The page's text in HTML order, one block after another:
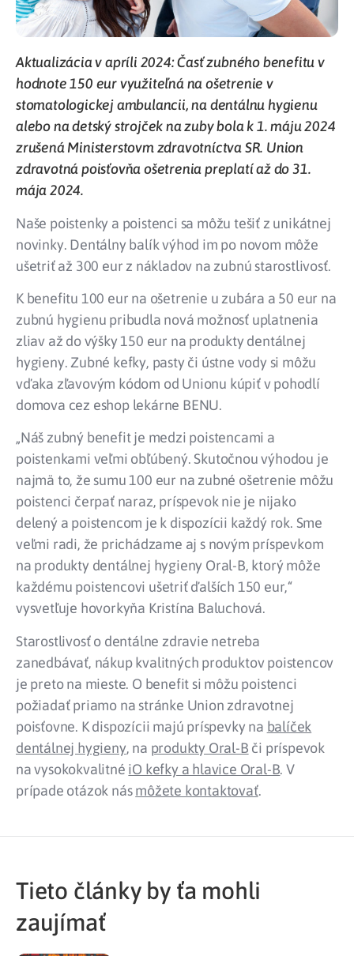
Aktualizácia v apríli 2024: Časť zubného benefitu v
hodnote 150 eur využiteľná na ošetrenie v
stomatologickej ambulancii, na dentálnu hygienu
alebo na detský strojček na zuby bola k 1. máju 2024
zrušená Ministerstovm zdravotníctva SR. Union
zdravotná poisťovňa ošetrenia preplatí až do 31.
mája 2024.
Naše poistenky a poistenci sa môžu tešiť z unikátnej
novinky. Dentálny balík výhod im po novom môže
ušetriť až 300 eur z nákladov na zubnú starostlivosť.
K benefitu 100 eur na ošetrenie u zubára a 50 eur na
zubnú hygienu pribudla nová možnosť uplatnenia
zliav až do výšky 150 eur na produkty dentálnej
hygieny. Zubné kefky, pasty či ústne vody si môžu
vďaka zľavovým kódom od Unionu kúpiť v pohodlí
domova cez eshop lekárne BENU.
„Náš zubný benefit je medzi poistencami a
poistenkami veľmi obľúbený. Skutočnou výhodou je
najmä to, že sumu 100 eur na zubné ošetrenie môžu
poistenci čerpať naraz, príspevok nie je nijako
delený a poistencom je k dispozícii každý rok. Sme
veľmi radi, že prichádzame aj s novým príspevkom
na produkty dentálnej hygieny Oral-B, ktorý môže
každému poistencovi ušetriť ďalších 150 eur,“
vysvetľuje hovorkyňa Kristína Baluchová.
Starostlivosť o dentálne zdravie netreba
zanedbávať, nákup kvalitných produktov poistencov
je preto na mieste. O benefit si môžu poistenci
požiadať priamo na stránke Union zdravotnej
poisťovne. K dispozícii majú príspevky na balíček
dentálnej hygieny, na produkty Oral-B či príspevok
na vysokokvalitné iO kefky a hlavice Oral-B. V
prípade otázok násmôžete kontaktovať.
Tieto články by ťa mohli
zaujímať